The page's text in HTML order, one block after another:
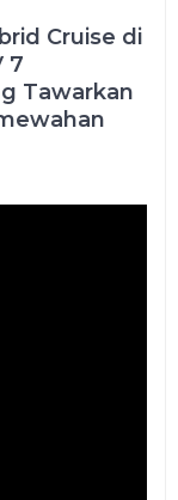
Cruise di
7
Tawarkan